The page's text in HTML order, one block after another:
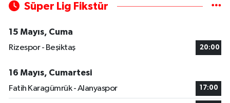
Süper Lig Fikstür
15 Mayıs, Cuma
Rizespor - Beşiktaş
20:00
16 Mayıs, Cumartesi
Fatih Karagümrük - Alanyaspor
17:00